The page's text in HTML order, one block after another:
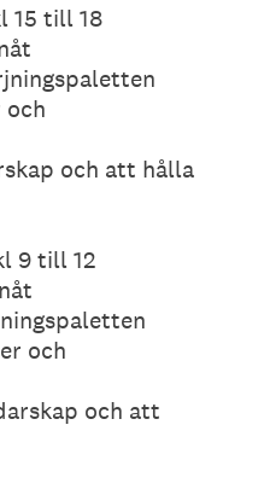
15 till 18
och att hålla
9 till 12
och
och att